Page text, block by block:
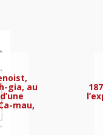
gia, au
mau,